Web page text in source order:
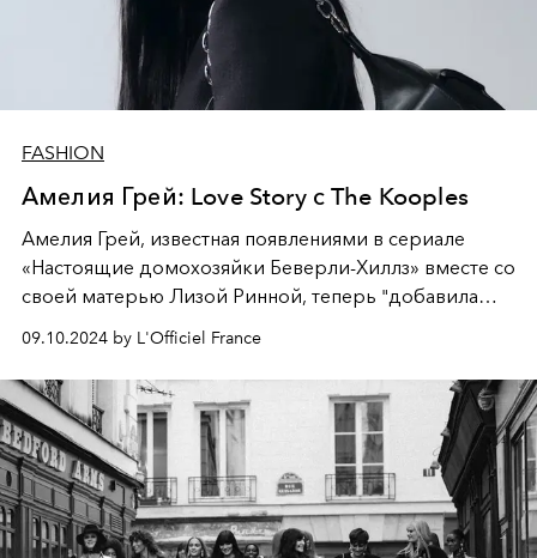
FASHION
Амелия Грей: Love Story с The Kooples
Амелия Грей, известная появлениями в сериале
«Настоящие домохозяйки Беверли-Хиллз» вместе со
своей матерью Лизой Ринной, теперь "добавила
еще одно перышко в свою шляпу" - сотрудничество
с французским модным домом
09.10.2024 by L'Officiel France